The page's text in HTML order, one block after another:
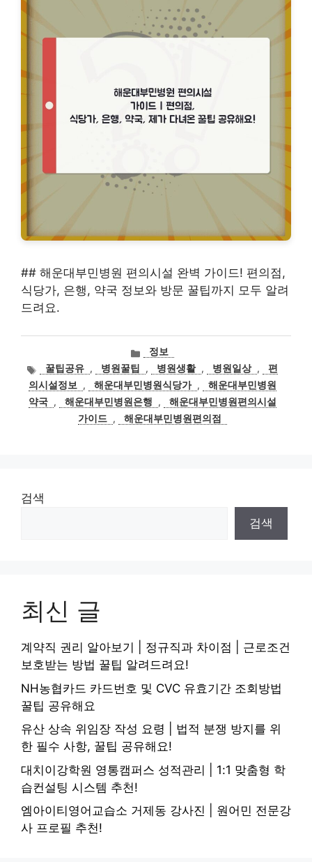
## 해운대부민병원 편의시설 완벽 가이드! 편의점,
식당가, 은행, 약국 정보와 방문 꿀팁까지 모두 알려
드려요.
카
고
리
정보
태
그
꿀팁공유 , 병원꿀팁 , 병원생활 , 병원일상 ,
편
의시설정보
, 해운대부민병원식당가 ,
해운대부민병원
약국 , 해운대부민병원은행 ,
해운대부민병원편의시설
가이드 , 해운대부민병원편의점
검색
검색
최신 글
계약직 권리 알아보기 | 정규직과 차이점 | 근로조건
보호받는 방법 꿀팁 알려드려요!
NH농협카드 카드번호 및 CVC 유효기간 조회방법
꿀팁 공유해요
유산 상속 위임장 작성 요령 | 법적 분쟁 방지를 위
한 필수 사항, 꿀팁 공유해요!
대치이강학원 영통캠퍼스 성적관리 | 1:1 맞춤형 학
습컨설팅 시스템 추천!
엠아이티영어교습소 거제동 강사진 | 원어민 전문강
사 프로필 추천!